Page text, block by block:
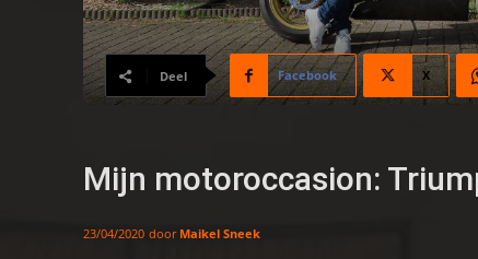
Deel Facebook X
Mijn motoroccasion:
23/04/2020 door Maikel Sneek